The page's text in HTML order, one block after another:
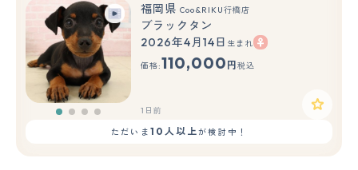
福岡県 Coo&RIKU行橋店
ブラックタン
2026年4月14日 生まれ
価格:110,000 円 税込
1日前
ただいま 10人以上が検討中！